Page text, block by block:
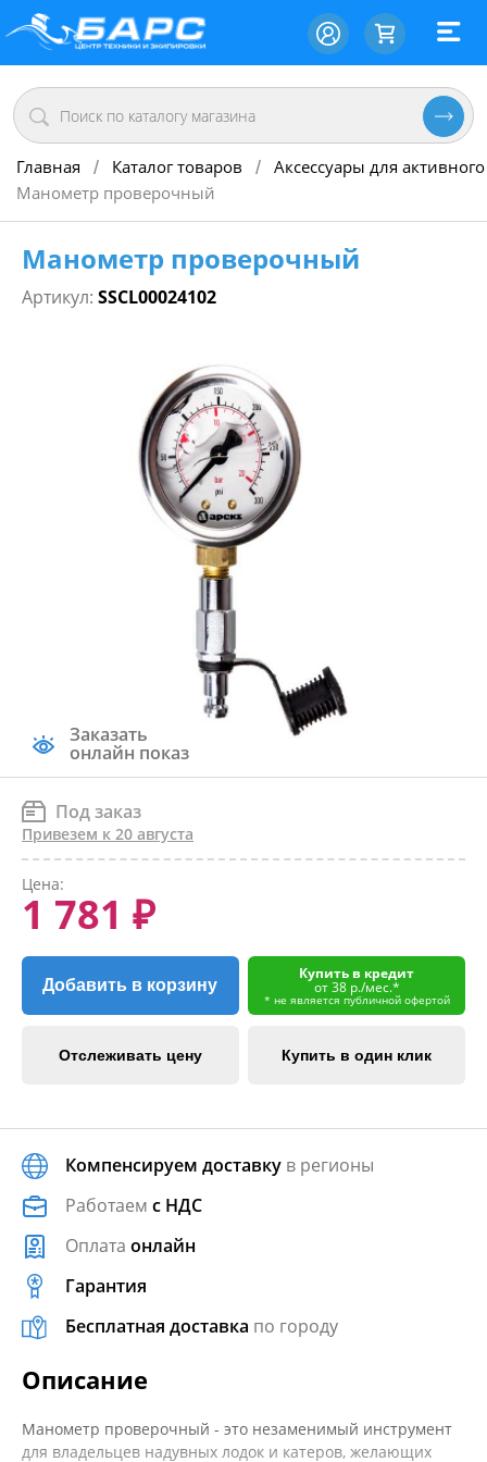
Главная / Каталог товаров / Аксессуары для
Манометр проверочный
Манометр проверочный
Артикул: SSCL00024102
Заказать
онлайн показ
Под заказ
Привезем к 20 августа
Цена:
1 781 ₽
Добавить в корзину
Купить в кредит
от 38 р./мес.*
* не является публичной офертой
Отслеживать цену Купить в один клик
Компенсируем доставку в регионы
Работаем с НДС
Оплата онлайн
Гарантия
Бесплатная доставка по городу
Описание
Манометр проверочный - это незаменимый инструмент
для владельцев надувных лодок и катеров, желающих